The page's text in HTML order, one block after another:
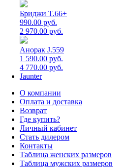
Бриджи T.66+
990.00 руб.
2 970.00 руб.
Анорак J.559
1 590.00 руб.
4 770.00 руб.
Jaunter
О компании
Оплата и доставка
Возврат
Где купить?
Личный кабинет
Стать дилером
Контакты
Таблица женских размеров
Таблица мужских размеров